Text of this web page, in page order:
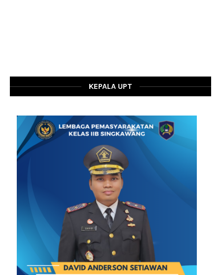
KEPALA UPT